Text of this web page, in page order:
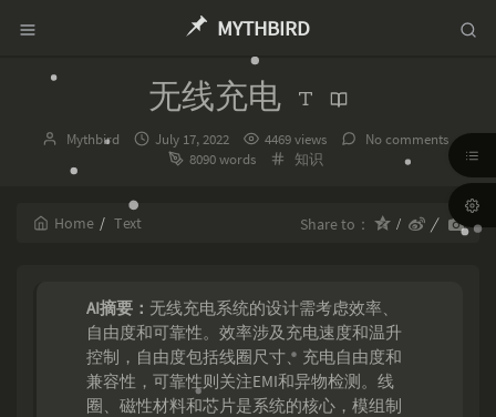
MYTHBIRD
无线充电
Author：
Mythbird
发
July 17, 2022 4469 views
No comments
8090 words
Categories：
知识
Home Text Share to：
AI摘要： 无线充电系统的设计需考虑效率、
自由度和可靠性。效率涉及充电速度和温升
控制，自由度包括线圈尺寸、充电自由度和
兼容性，可靠性则关注EMI和异物检测。线
圈、磁性材料和芯片是系统的核心，模组制